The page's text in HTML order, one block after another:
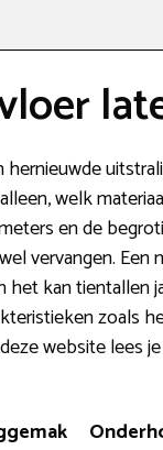
hernieuwde
welk
en de
vervangen.
kan tientallen
zoals
website lees